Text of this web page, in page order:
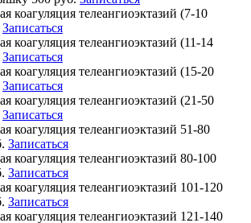
коагуляция телеангиоэктазий (7-10
Записаться
коагуляция телеангиоэктазий (11-14
Записаться
коагуляция телеангиоэктазий (15-20
Записаться
коагуляция телеангиоэктазий (21-50
Записаться
коагуляция телеангиоэктазий 51-80
Записаться
коагуляция телеангиоэктазий 80-100
Записаться
коагуляция телеангиоэктазий 101-120
Записаться
коагуляция телеангиоэктазий 121-140